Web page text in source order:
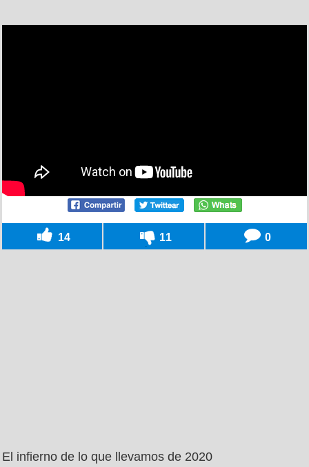
14 11 0
El infierno de lo que llevamos de 2020